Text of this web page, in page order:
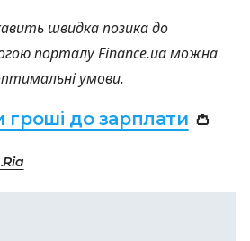
швидка позика до
порталу Finance.ua можна
умови.
гроші до зарплати 👛